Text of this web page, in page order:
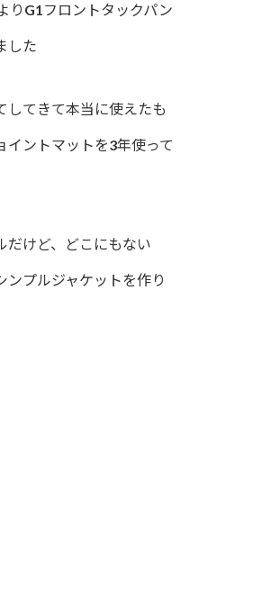
りG1フロントタックパン
した
してきて本当に使えたも
ントマットを3年使って
だけど、どこにもない
ンプルジャケットを作り